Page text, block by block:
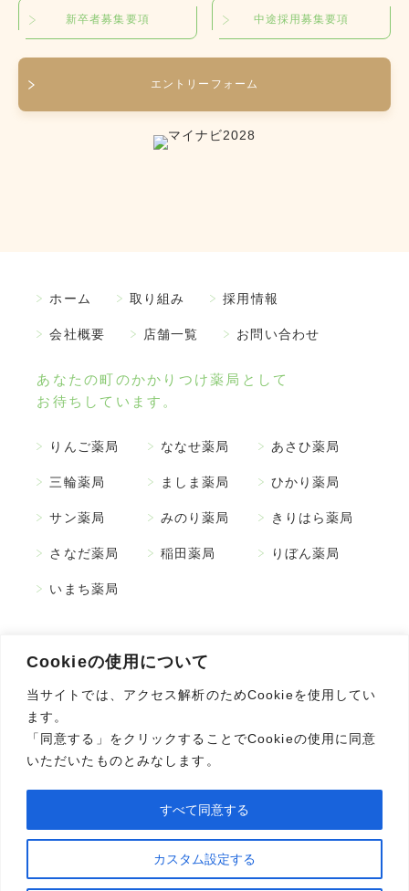
Cookieの使用について
当サイトでは、アクセス解析のためCookieを使用してい
ます。
「同意する」をクリックすることでCookieの使用に同意
いただいたものとみなします。
カスタム設定する
すべて同意する
新卒者募集要項 中途採用募集要項
エントリーフォーム
ホーム 取り組み 採用情報
会社概要 店舗一覧 お問い合わせ
あなたの町のかかりつけ薬局として
お待ちしています。
りんご薬局 ななせ薬局 あさひ薬局
三輪薬局 ましま薬局 ひかり薬局
サン薬局 みのり薬局 きりはら薬局
さなだ薬局 稲田薬局 りぼん薬局
いまち薬局
〒381-0043
長野県長野市吉田 1-29-20
TEL026-244-9696